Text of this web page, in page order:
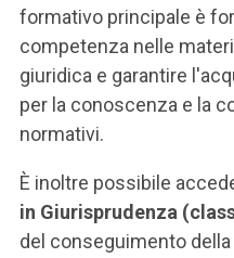
formativo principale è
competenza nelle
giuridica e garantire
per la conoscenza e la
normativi.
È inoltre possibile
in Giurisprudenza
del conseguimento della